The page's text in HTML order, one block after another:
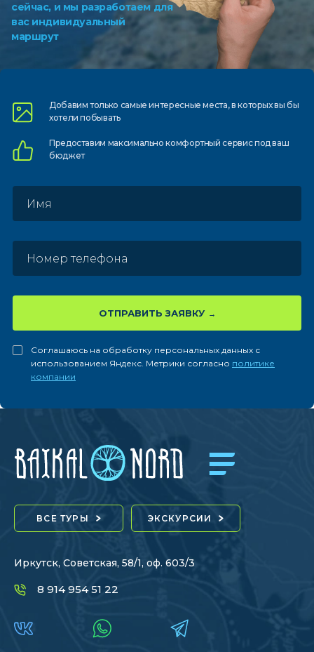
сейчас, и мы разработаем для
вас индивидуальный
маршрут
Добавим только самыеинтересные места, в которыхвы бы
хотели побывать
Предоставим максимально комфортныйсервис под ваш
бюджет
ОТПРАВИТЬ ЗАЯВКУ
Соглашаюсь на обработку персональных данных с
использованием Яндекс. Метрики согласно политике
компании
ВСЕ ТУРЫ ЭКСКУРСИИ
Иркутск, Советская, 58/1, оф. 603/3
8 914 954 51 22